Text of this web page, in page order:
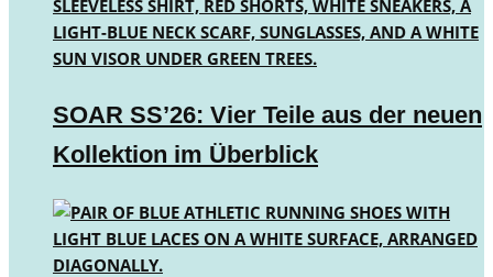
SOAR SS’26: Vier Teile aus der neuen
Kollektion im Überblick